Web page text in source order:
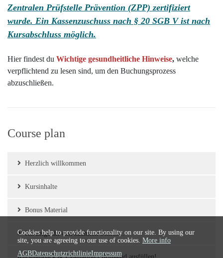
Zentralen Prüfstelle Prävention (ZPP)zertifiziert
wurde. Ein Kassenzuschuss nach § 20 SGB V ist nach
Kursabschluss möglich.
Hier findest du Wichtige gesundheitliche Hinweise, welche
verpflichtend zu lesen sind, um den Buchungsprozess
abzuschließen.
Course plan
Herzlich willkommen
Kursinhalte
Bonus Material
Ich zeige dir den nächsten Schritt...
Cookies help to provide functionality on our site. By using our
site, you are agreeing to our use of cookies. More info
AGBDatenschutzrichtlinieImpressum